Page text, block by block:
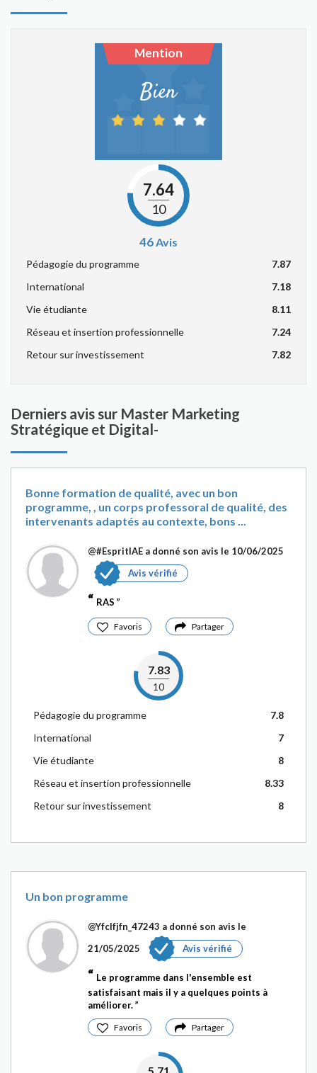
Mention
Bien
7.64
10
46Avis
Pédagogie du programme
7.87
International
7.18
Vie étudiante
8.11
Réseau et insertion professionnelle
7.24
Retour sur investissement
7.82
Derniers avis sur Master Marketing
Stratégique et Digital-
Bonne formation de qualité, avec un bon
programme, , un corps professoral de qualité, des
intervenants adaptés au contexte, bons ...
@#EspritIAE a donné son avis le 10/06/2025
Avis vérifié
RAS
Favoris Partager
7.83
10
Pédagogie du programme
7.8
International
7
Vie étudiante
8
Réseau et insertion professionnelle
8.33
Retour sur investissement
8
Un bon programme
@Yfclfjfn_47243 a donné son avis le
21/05/2025
Avis vérifié
Le programme dans l'ensemble est
satisfaisant mais il y a quelques points à
améliorer.
Favoris Partager